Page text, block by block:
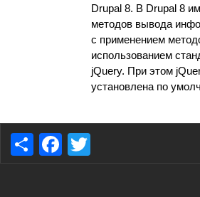
Drupal 8. В Drupal 8
методов вывода
c применением
использованием
jQuery. При этом
установлена по
S
F